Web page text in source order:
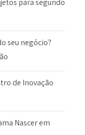
para segundo
seu negócio?
de Inovação
Nascer em